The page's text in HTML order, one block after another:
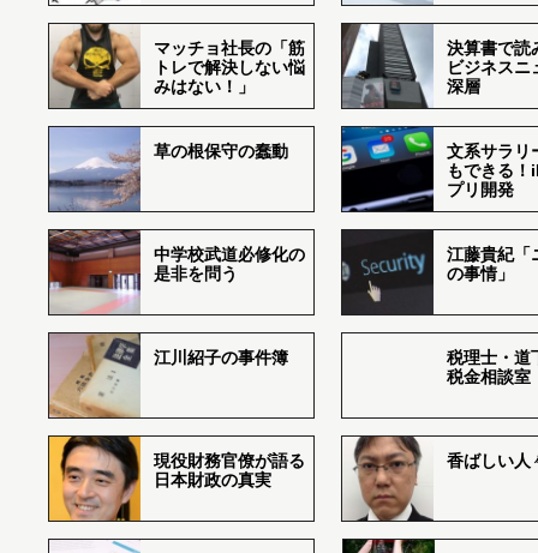
マッチョ社長の「筋
トレで解決しない悩
みはない！」
決算書で読
ビジネスニ
深層
草の根保守の蠢動
文系サラリ
もできる
プリ開発
中学校武道必修化の
是非を問う
江藤貴紀「
の事情」
江川紹子の事件簿
税理士・道
税金相談室
現役財務官僚が語る
日本財政の真実
香ばしい